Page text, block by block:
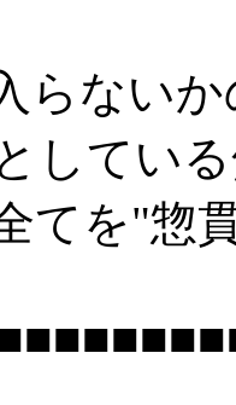
らない
してい
てを"惣